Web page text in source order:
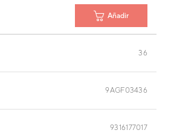
Añadir
36
9AGF03436
9316177017